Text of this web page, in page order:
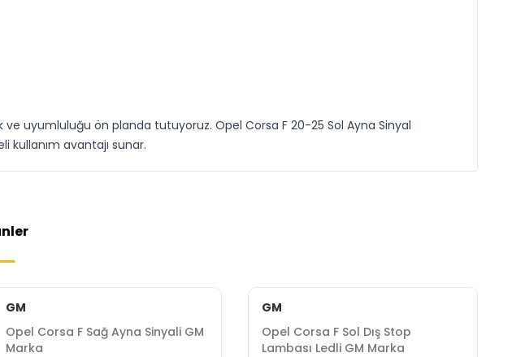
uyumluluğu ön planda tutuyoruz. Opel Corsa F 20-25 Sol Ayna Sinyal
kullanım avantajı sunar.
GM
Opel Corsa F Sağ Ayna Sinyali GM
Marka
GM
Opel Corsa F Sol Dış Stop
Lambası Ledli GM Marka